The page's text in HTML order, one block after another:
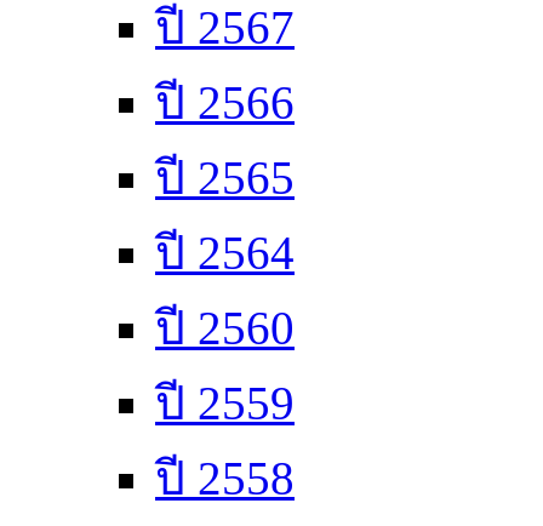
ปี 2567
ปี 2566
ปี 2565
ปี 2564
ปี 2560
ปี 2559
ปี 2558